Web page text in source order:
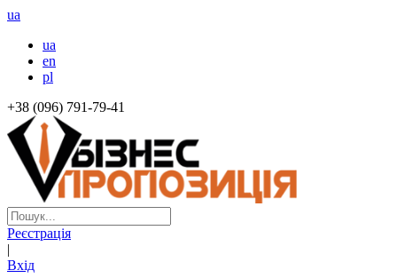
ua
ua
en
pl
+38 (096) 791-79-41
Реєстрація
|
Вхід